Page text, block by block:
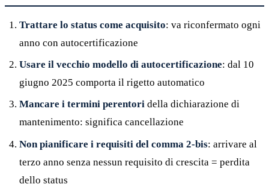
Trattare lo status come acquisito: va riconfermato ogni
anno con autocertificazione
Usare il vecchio modello di autocertificazione: dal 10
giugno 2025 comporta il rigetto automatico
Mancare i termini perentori della dichiarazione di
mantenimento: significa cancellazione
Non pianificare i requisiti del comma 2-bis: arrivare al
terzo anno senza nessun requisito di crescita = perdita
dello status